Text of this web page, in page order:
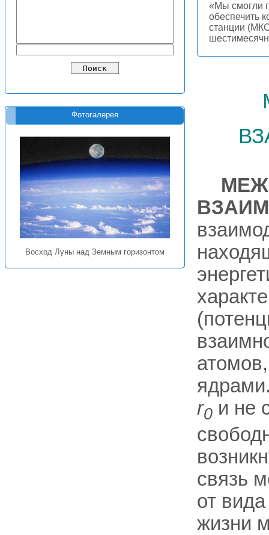
Фотогалерея
Восход Луны над Земным горизонтом
«Мы смогли
обеспечить
станции
r0 и не
связь
от
жизни